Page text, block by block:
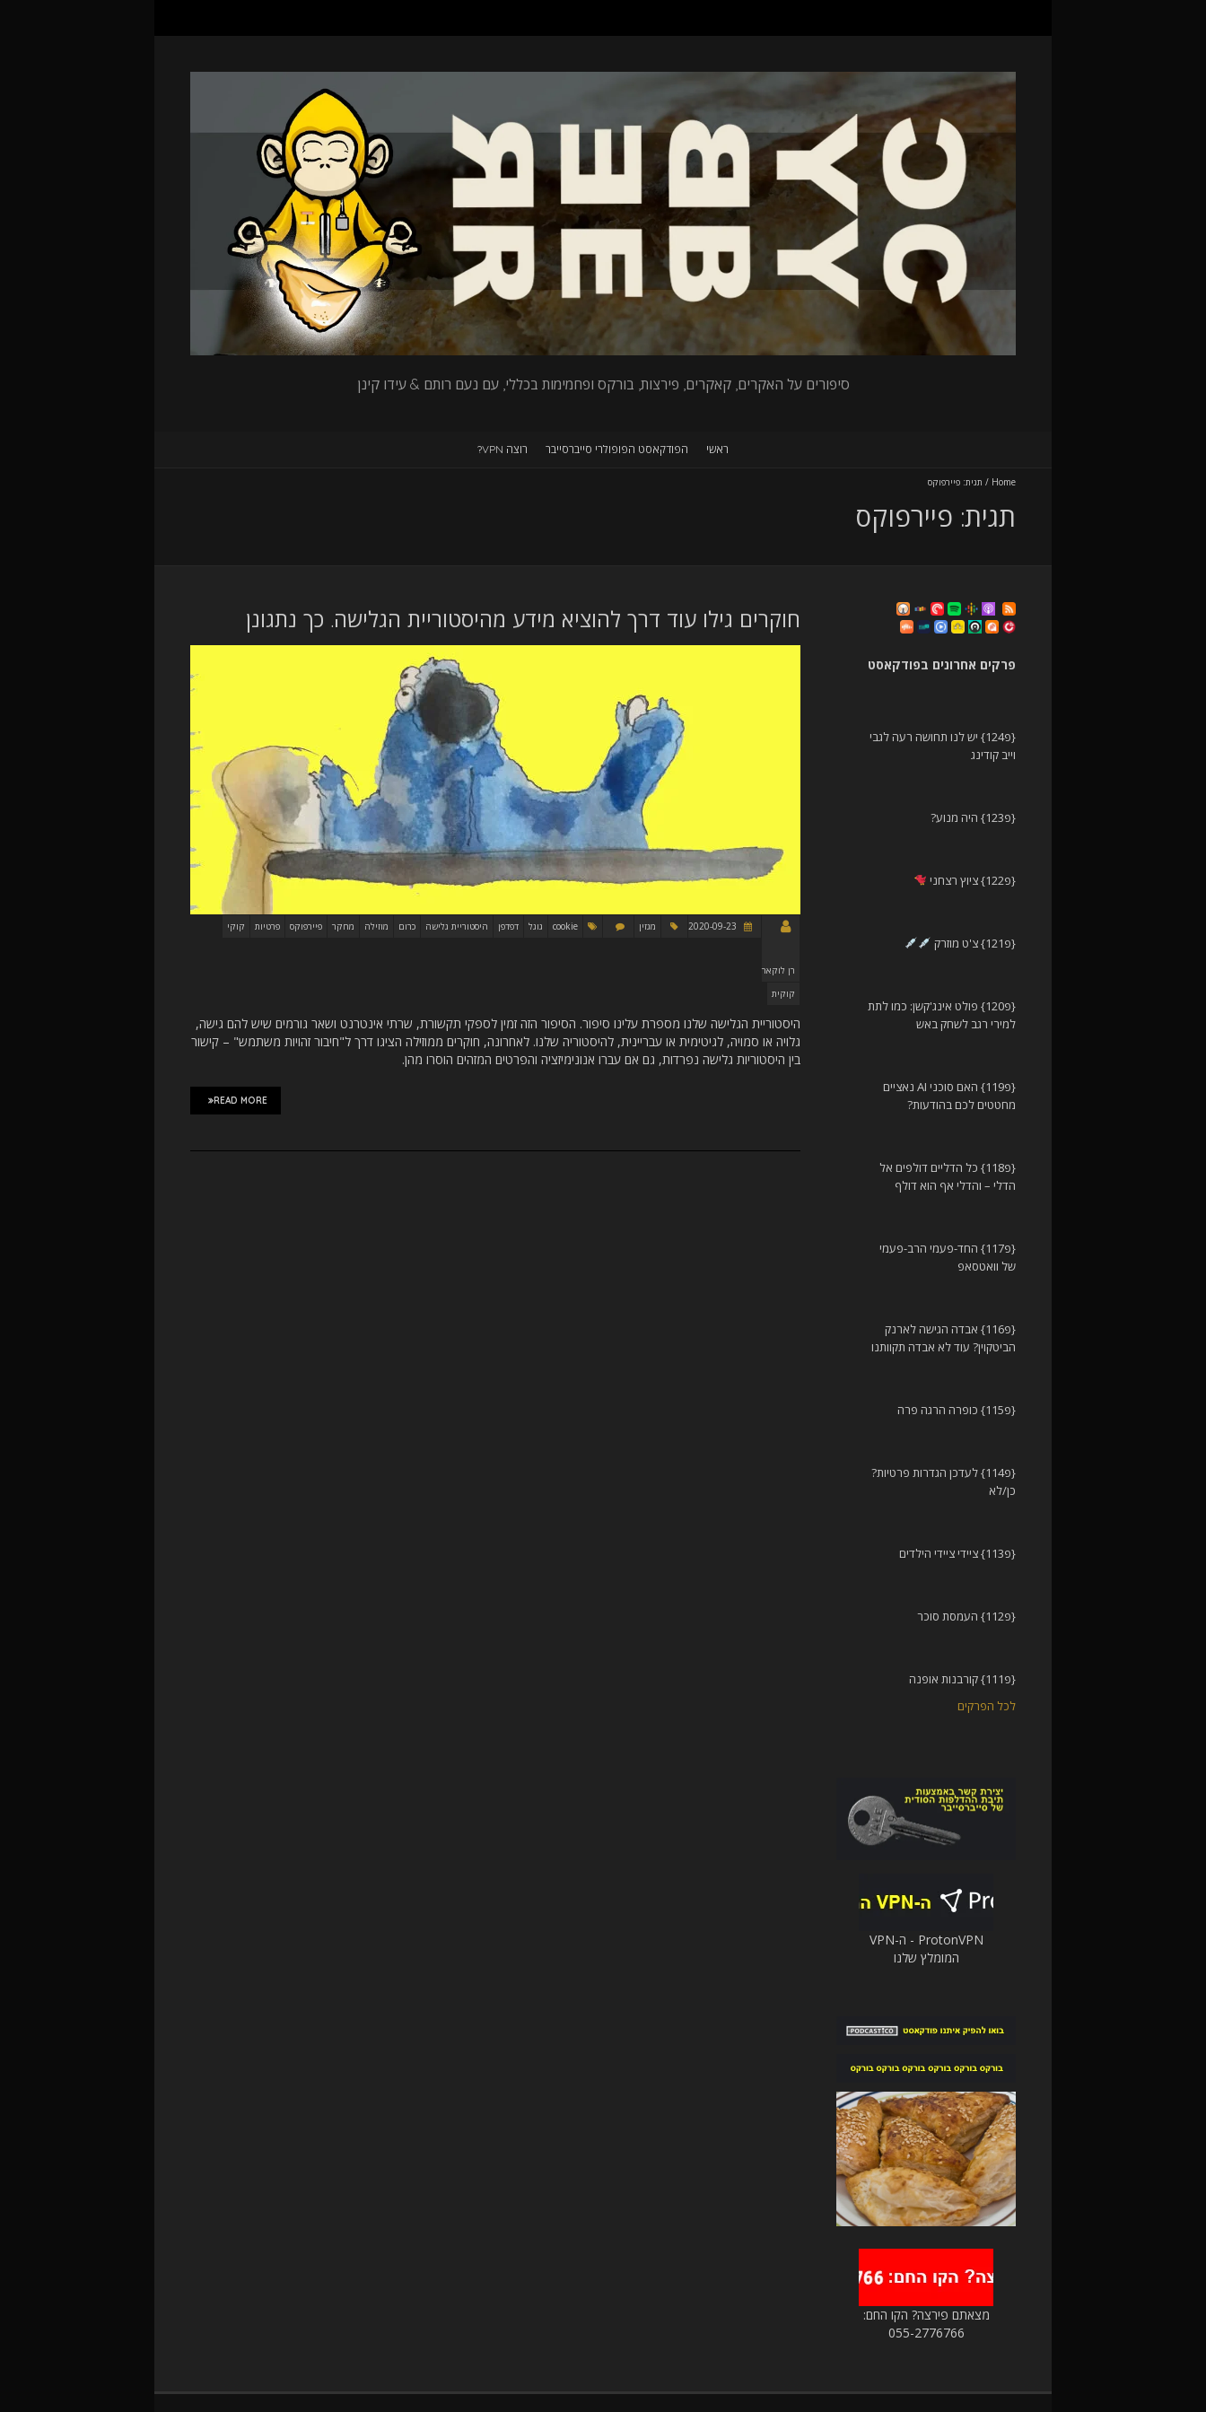
סיפורים על האקרים, קאקרים, פירצות, בורקס ופחמימות בכללי, עם נעם רותם & עידו קינן
ראשי הפודקאסט הפופולרי סייברסייבר רוצה VPN?
Home
/ תגית: פיירפוקס
תגית: פיירפוקס
חוקרים גילו עוד דרך להוציא מידע מהיסטוריית הגלישה. כך נתגונן
רן לוקאר
מגזין cookie גוגל דפדפן היסטוריית גלישה כרום מוזילה מחקר פיירפוקס פרטיות קוקי
קוקית
היסטוריית הגלישה שלנו מספרת עלינו סיפור. הסיפור הזה זמין לספקי תקשורת, שרתי אינטרנט ושאר גורמים שיש להם גישה,
גלויה או סמויה, לגיטימית או עבריינית, להיסטוריה שלנו. לאחרונה, חוקרים ממוזילה הציגו דרך ל"חיבור זהויות משתמש" – קישור
בין היסטוריות גלישה נפרדות, גם אם עברו אנונימיזציה והפרטים המזהים הוסרו מהן.
READ MORE
פרקים אחרונים בפודקאסט
{פ124} יש לנו תחושה רעה לגבי
וייב קודינג
{פ123} היה מנוע?
{פ122} ציוץ רצחני
{פ121} צ'ט מוזרק
{פ120} פולט אינג'קשן: כמו לתת
למירי רגב לשחק באש
{פ119} האם סוכני AI נאציים
מחטטים לכם בהודעות?
{פ118} כל הדליים דולפים אל
הדלי – והדלי אף הוא דולף
{פ117} החד-פעמי הרב-פעמי
של וואטסאפ
{פ116} אבדה הגישה לארנק
הביטקוין? עוד לא אבדה תקוותנו
{פ115} כופרה הרגה פרה
{פ114} לעדכן הגדרות פרטיות?
כן/לא
{פ113} ציידי ציידי הילדים
{פ112} העמסת סוכר
{פ111} קורבנות אופנה
לכל הפרקים
ProtonVPN - ה-VPN
המומלץ שלנו
מצאתם פירצה? הקו החם:
055-2776766